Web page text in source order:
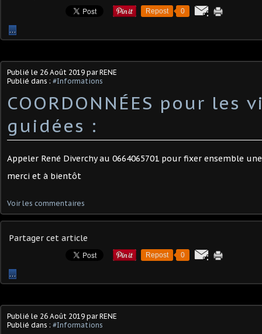
Repost 0
…
Publié le 26 Août 2019 par RENE
Publié dans : #Informations
COORDONNÉES pour les
guidées :
Appeler René Diverchy au 0664065701 pour fixer ensemble
merci et à bientôt
Voir les commentaires
Partager cet article
Repost 0
…
Publié le 26 Août 2019 par RENE
Publié dans : #Informations